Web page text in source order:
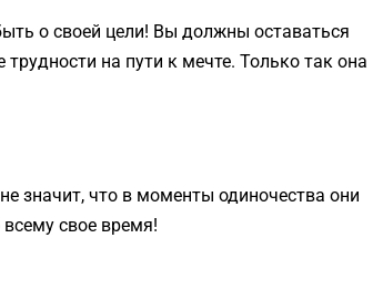
о своей цели! Вы должны оставаться
на пути к мечте. Только так она
значит, что в моменты одиночества они
свое время!